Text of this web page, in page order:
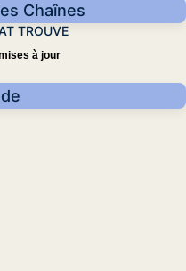
Chaînes
TROUVE
à jour